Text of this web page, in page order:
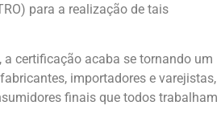
para a realização de tais
certificação acaba se tornando um
importadores e varejistas,
finais que todos trabalham